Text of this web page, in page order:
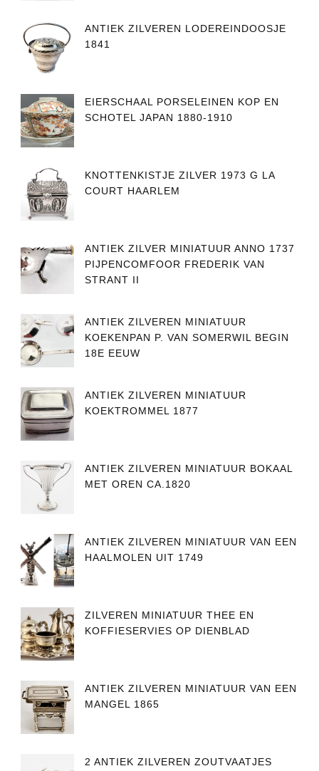
ANTIEK ZILVEREN LODEREINDOOSJE
1841
EIERSCHAAL PORSELEINEN KOP EN
SCHOTEL JAPAN 1880-1910
KNOTTENKISTJE ZILVER 1973 G LA
COURT HAARLEM
ANTIEK ZILVER MINIATUUR ANNO 1737
PIJPENCOMFOOR FREDERIK VAN
STRANT II
ANTIEK ZILVEREN MINIATUUR
KOEKENPAN P. VAN SOMERWIL BEGIN
18E EEUW
ANTIEK ZILVEREN MINIATUUR
KOEKTROMMEL 1877
ANTIEK ZILVEREN MINIATUUR BOKAAL
MET OREN CA.1820
ANTIEK ZILVEREN MINIATUUR VAN EEN
HAALMOLEN UIT 1749
ZILVEREN MINIATUUR THEE EN
KOFFIESERVIES OP DIENBLAD
ANTIEK ZILVEREN MINIATUUR VAN EEN
MANGEL 1865
2 ANTIEK ZILVEREN ZOUTVAATJES